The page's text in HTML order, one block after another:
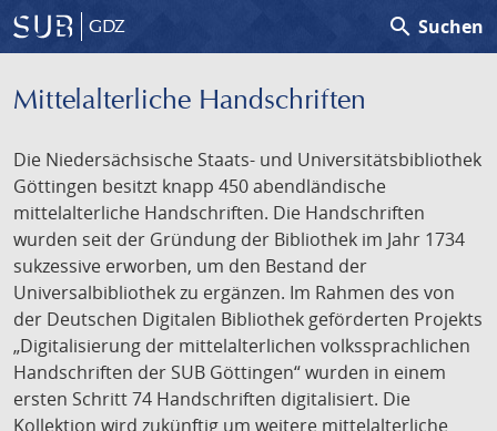
GDZ search Suchen
Mittelalterliche Handschriften
Die Niedersächsische Staats- und Universitätsbibliothek
Göttingen besitzt knapp 450 abendländische
mittelalterliche Handschriften. Die Handschriften
wurden seit der Gründung der Bibliothek im Jahr 1734
sukzessive erworben, um den Bestand der
Universalbibliothek zu ergänzen. Im Rahmen des von
der Deutschen Digitalen Bibliothek geförderten Projekts
„Digitalisierung der mittelalterlichen volkssprachlichen
Handschriften der SUB Göttingen“ wurden in einem
ersten Schritt 74 Handschriften digitalisiert. Die
Kollektion wird zukünftig um weitere mittelalterliche